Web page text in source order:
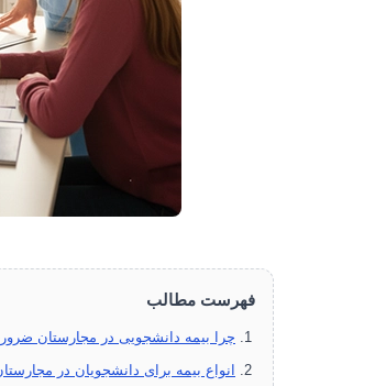
فهرست مطالب
چرا بیمه دانشجویی در مجارستان
انواع بیمه برای دانشجویان در